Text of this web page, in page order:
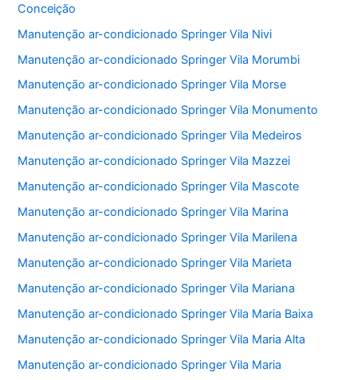
Conceição
Manutenção ar-condicionado Springer Vila Nivi
Manutenção ar-condicionado Springer Vila Morumbi
Manutenção ar-condicionado Springer Vila Morse
Manutenção ar-condicionado Springer Vila Monumento
Manutenção ar-condicionado Springer Vila Medeiros
Manutenção ar-condicionado Springer Vila Mazzei
Manutenção ar-condicionado Springer Vila Mascote
Manutenção ar-condicionado Springer Vila Marina
Manutenção ar-condicionado Springer Vila Marilena
Manutenção ar-condicionado Springer Vila Marieta
Manutenção ar-condicionado Springer Vila Mariana
Manutenção ar-condicionado Springer Vila Maria Baixa
Manutenção ar-condicionado Springer Vila Maria Alta
Manutenção ar-condicionado Springer Vila Maria